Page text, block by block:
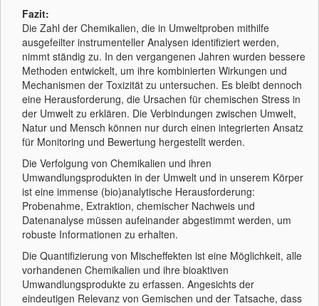
Fazit:
Die Zahl der Chemikalien, die in Umweltproben mithilfe
ausgefeilter instrumenteller Analysen identifiziert werden,
nimmt ständig zu. In den vergangenen Jahren wurden bessere
Methoden entwickelt, um ihre kombinierten Wirkungen und
Mechanismen der Toxizität zu untersuchen. Es bleibt dennoch
eine Herausforderung, die Ursachen für chemischen Stress in
der Umwelt zu erklären. Die Verbindungen zwischen Umwelt,
Natur und Mensch können nur durch einen integrierten Ansatz
für Monitoring und Bewertung hergestellt werden.
Die Verfolgung von Chemikalien und ihren
Umwandlungsprodukten in der Umwelt und in unserem Körper
ist eine immense (bio)analytische Herausforderung:
Probenahme, Extraktion, chemischer Nachweis und
Datenanalyse müssen aufeinander abgestimmt werden, um
robuste Informationen zu erhalten.
Die Quantifizierung von Mischeffekten ist eine Möglichkeit, alle
vorhandenen Chemikalien und ihre bioaktiven
Umwandlungsprodukte zu erfassen. Angesichts der
eindeutigen Relevanz von Gemischen und der Tatsache, dass